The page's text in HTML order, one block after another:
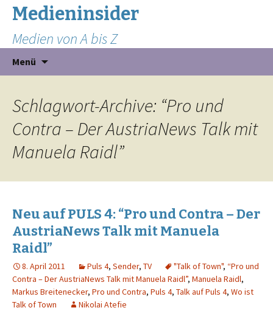
Medieninsider
Medien von A bis Z
Menü
Schlagwort-Archive: “Pro und
Contra – Der AustriaNews Talk mit
Manuela Raidl”
Neu auf PULS 4: “Pro und Contra – Der
AustriaNews Talk mit Manuela
Raidl”
8. April 2011 Puls 4, Sender, TV "Talk of Town", “Pro und
Contra – Der AustriaNews Talk mit Manuela Raidl”, Manuela Raidl,
Markus Breitenecker, Pro und Contra, Puls 4, Talk auf Puls 4, Wo ist
Talk of Town
Nikolai Atefie